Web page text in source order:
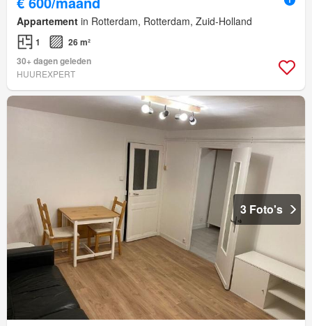
Appartement in Rotterdam, Rotterdam, Zuid-Holland
1
26 m²
30+ dagen geleden
HUUREXPERT
3 Foto's